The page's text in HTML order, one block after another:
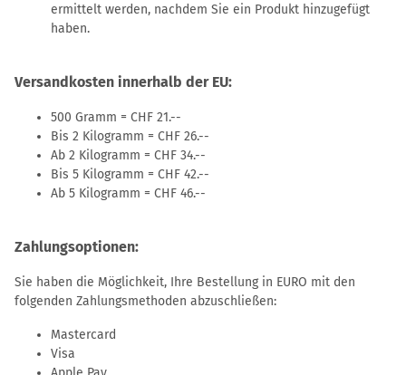
ermittelt werden, nachdem Sie ein Produkt hinzugefügt
haben.
Versandkosten innerhalb der EU:
500 Gramm = CHF 21.--
Bis 2 Kilogramm = CHF 26.--
Ab 2 Kilogramm = CHF 34.--
Bis 5 Kilogramm = CHF 42.--
Ab 5 Kilogramm = CHF 46.--
Zahlungsoptionen:
Sie haben die Möglichkeit, Ihre Bestellung in EURO mit den
folgenden Zahlungsmethoden abzuschließen:
Mastercard
Visa